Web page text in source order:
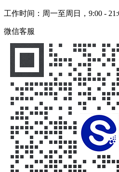
工作时间：周一至周日，9:00 -
微信客服